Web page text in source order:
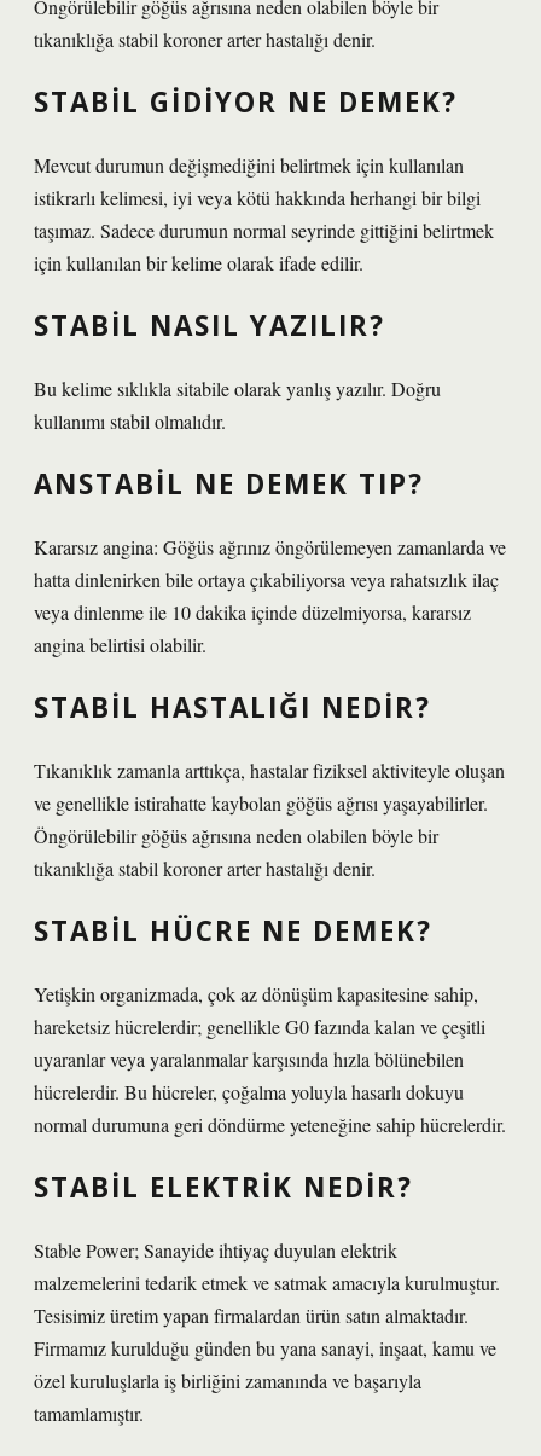
Öngörülebilir göğüs ağrısına neden olabilen böyle bir
tıkanıklığa stabil koroner arter hastalığı denir.
STABIL GIDIYOR NE DEMEK?
Mevcut durumun değişmediğini belirtmek için kullanılan
istikrarlı kelimesi, iyi veya kötü hakkında herhangi bir bilgi
taşımaz. Sadece durumun normal seyrinde gittiğini belirtmek
için kullanılan bir kelime olarak ifade edilir.
STABIL NASIL YAZILIR?
Bu kelime sıklıkla sitabile olarak yanlış yazılır. Doğru
kullanımı stabil olmalıdır.
ANSTABIL NE DEMEK TIP?
Kararsız angina: Göğüs ağrınız öngörülemeyen zamanlarda ve
hatta dinlenirken bile ortaya çıkabiliyorsa veya rahatsızlık ilaç
veya dinlenme ile 10 dakika içinde düzelmiyorsa, kararsız
angina belirtisi olabilir.
STABIL HASTALIĞI NEDIR?
Tıkanıklık zamanla arttıkça, hastalar fiziksel aktiviteyle oluşan
ve genellikle istirahatte kaybolan göğüs ağrısı yaşayabilirler.
Öngörülebilir göğüs ağrısına neden olabilen böyle bir
tıkanıklığa stabil koroner arter hastalığı denir.
STABIL HÜCRE NE DEMEK?
Yetişkin organizmada, çok az dönüşüm kapasitesine sahip,
hareketsiz hücrelerdir; genellikle G0 fazında kalan ve çeşitli
uyaranlar veya yaralanmalar karşısında hızla bölünebilen
hücrelerdir. Bu hücreler, çoğalma yoluyla hasarlı dokuyu
normal durumuna geri döndürme yeteneğine sahip hücrelerdir.
STABIL ELEKTRIK NEDIR?
Stable Power; Sanayide ihtiyaç duyulan elektrik
malzemelerini tedarik etmek ve satmak amacıyla kurulmuştur.
Tesisimiz üretim yapan firmalardan ürün satın almaktadır.
Firmamız kurulduğu günden bu yana sanayi, inşaat, kamu ve
özel kuruluşlarla iş birliğini zamanında ve başarıyla
tamamlamıştır.